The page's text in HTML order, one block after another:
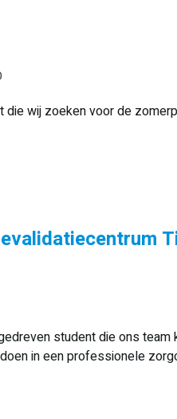
die wij zoeken voor de
student die ons team
in een professionele